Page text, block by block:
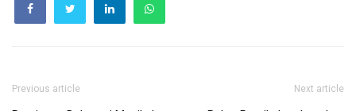
Previous article Next article